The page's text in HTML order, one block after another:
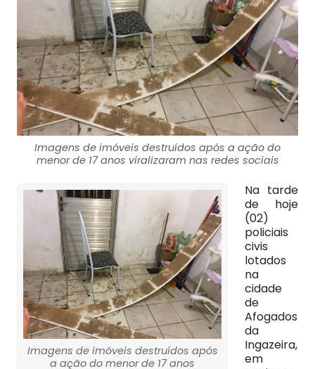
Imagens de imóveis destruídos após a ação do
menor de 17 anos viralizaram nas redes sociais
Imagens de imóveis destruídos após
a ação do menor de 17 anos
Na tarde
de hoje
(02)
policiais
civis
lotados
na
cidade
de
Afogados
da
Ingazeira,
em